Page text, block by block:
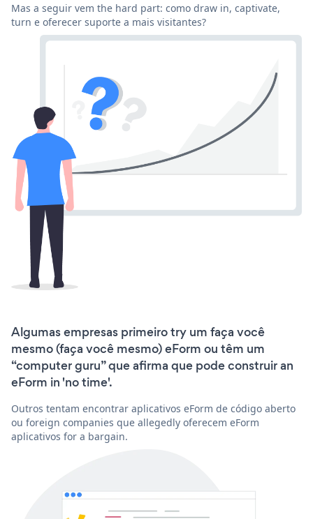
Mas a seguir vem the hard part: como draw in, captivate,
turn e oferecer suporte a mais visitantes?
Algumas empresas primeiro try um faça você
mesmo (faça você mesmo) eForm ou têm um
“computer guru” que afirma que pode construir an
eForm in 'no time'.
Outros tentam encontrar aplicativos eForm de código aberto
ou foreign companies que allegedly oferecem eForm
aplicativos for a bargain.